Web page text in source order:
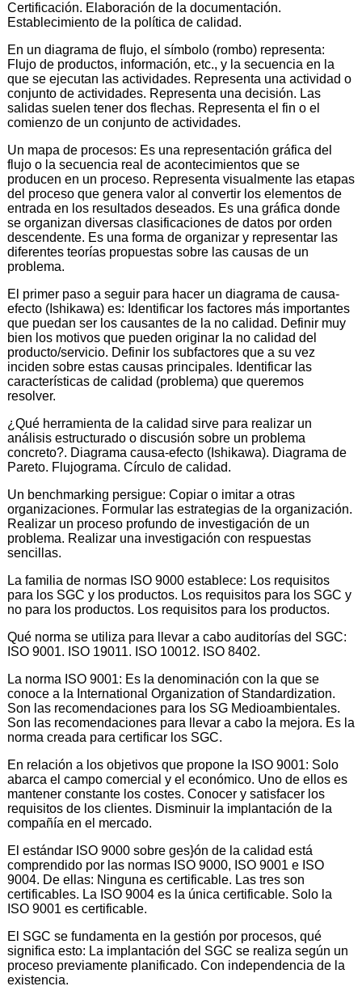
Certificación. Elaboración de la documentación.
Establecimiento de la política de calidad.
En un diagrama de flujo, el símbolo (rombo) representa:
Flujo de productos, información, etc., y la secuencia en la
que se ejecutan las actividades. Representa una actividad o
conjunto de actividades. Representa una decisión. Las
salidas suelen tener dos flechas. Representa el fin o el
comienzo de un conjunto de actividades.
Un mapa de procesos: Es una representación gráfica del
flujo o la secuencia real de acontecimientos que se
producen en un proceso. Representa visualmente las etapas
del proceso que genera valor al convertir los elementos de
entrada en los resultados deseados. Es una gráfica donde
se organizan diversas clasificaciones de datos por orden
descendente. Es una forma de organizar y representar las
diferentes teorías propuestas sobre las causas de un
problema.
El primer paso a seguir para hacer un diagrama de causa-
efecto (Ishikawa) es: Identificar los factores más importantes
que puedan ser los causantes de la no calidad. Definir muy
bien los motivos que pueden originar la no calidad del
producto/servicio. Definir los subfactores que a su vez
inciden sobre estas causas principales. Identificar las
características de calidad (problema) que queremos
resolver.
¿Qué herramienta de la calidad sirve para realizar un
análisis estructurado o discusión sobre un problema
concreto?. Diagrama causa-efecto (Ishikawa). Diagrama de
Pareto. Flujograma. Círculo de calidad.
Un benchmarking persigue: Copiar o imitar a otras
organizaciones. Formular las estrategias de la organización.
Realizar un proceso profundo de investigación de un
problema. Realizar una investigación con respuestas
sencillas.
La familia de normas ISO 9000 establece: Los requisitos
para los SGC y los productos. Los requisitos para los SGC y
no para los productos. Los requisitos para los productos.
Qué norma se utiliza para llevar a cabo auditorías del SGC:
ISO 9001. ISO 19011. ISO 10012. ISO 8402.
La norma ISO 9001: Es la denominación con la que se
conoce a la International Organization of Standardization.
Son las recomendaciones para los SG Medioambientales.
Son las recomendaciones para llevar a cabo la mejora. Es la
norma creada para certificar los SGC.
En relación a los objetivos que propone la ISO 9001: Solo
abarca el campo comercial y el económico. Uno de ellos es
mantener constante los costes. Conocer y satisfacer los
requisitos de los clientes. Disminuir la implantación de la
compañía en el mercado.
El estándar ISO 9000 sobre ges}ón de la calidad está
comprendido por las normas ISO 9000, ISO 9001 e ISO
9004. De ellas: Ninguna es certificable. Las tres son
certificables. La ISO 9004 es la única certificable. Solo la
ISO 9001 es certificable.
El SGC se fundamenta en la gestión por procesos, qué
significa esto: La implantación del SGC se realiza según un
proceso previamente planificado. Con independencia de la
existencia.